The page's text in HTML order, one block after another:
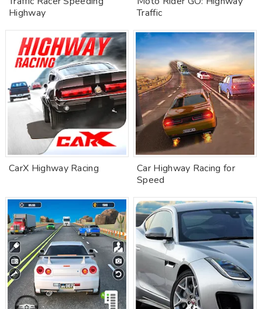
Highway
Traffic
CarX Highway Racing
Car Highway Racing for
Speed